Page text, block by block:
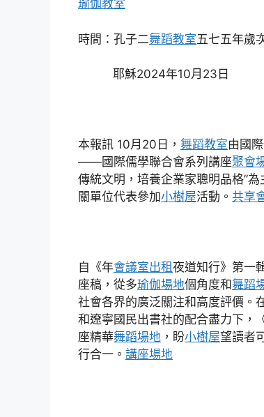
瑜伽教室
時間：孔子二舞蹈教室五七五年歲
耶穌2024年10月23日
本報訊 10月20日， 舞蹈教室由國
——國際儒學聯合會系列講座聚會
傳統文明，培養企業家聰明品格”為
關單位代表參加小樹屋活動。 共享
自《年會議室出租夜道知行》第一
座稿，從多瑜伽場地個角度和舞蹈
社會各界的廣泛關注和高度評價。
和遼寧國民出書社的配合盡力下，
座精華舞蹈場地 ，盼小樹屋望讀者
行合一。 講座場地